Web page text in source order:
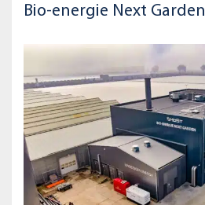
Bio-energie Next Garden